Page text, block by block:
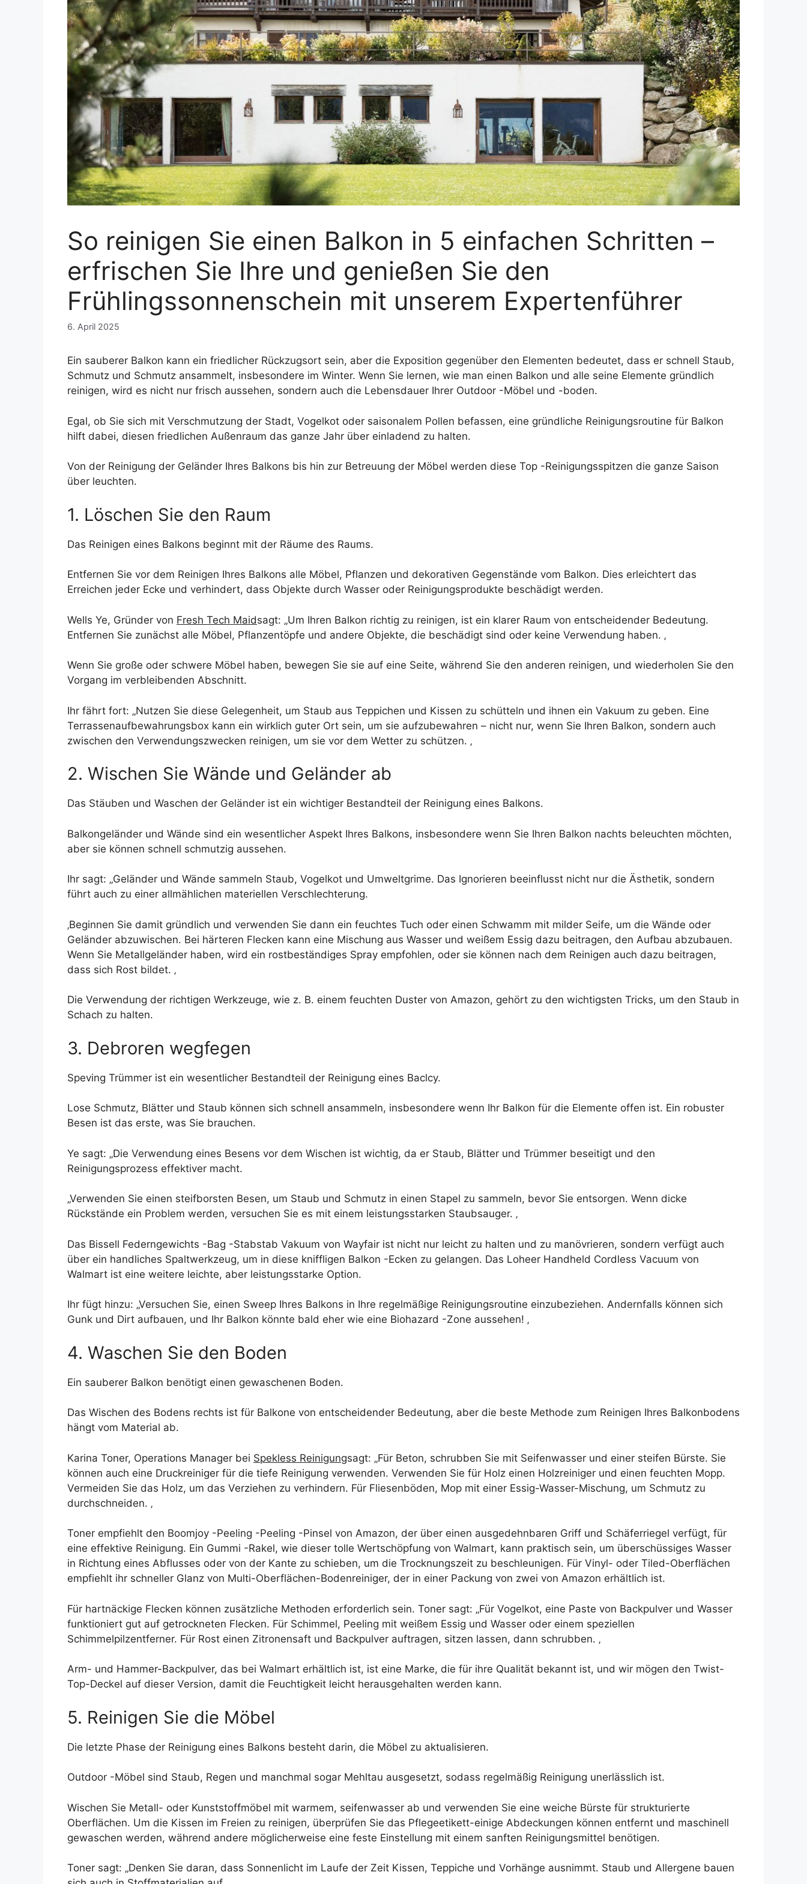
So reinigen Sie einen Balkon in 5 einfachen Schritten –
erfrischen Sie Ihre und genießen Sie den
Frühlingssonnenschein mit unserem Expertenführer
6. April 2025
Ein sauberer Balkon kann ein friedlicher Rückzugsort sein, aber die Exposition gegenüber den Elementen bedeutet, dass er schnell Staub,
Schmutz und Schmutz ansammelt, insbesondere im Winter. Wenn Sie lernen, wie man einen Balkon und alle seine Elemente gründlich
reinigen, wird es nicht nur frisch aussehen, sondern auch die Lebensdauer Ihrer Outdoor -Möbel und -boden.
Egal, ob Sie sich mit Verschmutzung der Stadt, Vogelkot oder saisonalem Pollen befassen, eine gründliche Reinigungsroutine für Balkon
hilft dabei, diesen friedlichen Außenraum das ganze Jahr über einladend zu halten.
Von der Reinigung der Geländer Ihres Balkons bis hin zur Betreuung der Möbel werden diese Top -Reinigungsspitzen die ganze Saison
über leuchten.
1. Löschen Sie den Raum
Das Reinigen eines Balkons beginnt mit der Räume des Raums.
Entfernen Sie vor dem Reinigen Ihres Balkons alle Möbel, Pflanzen und dekorativen Gegenstände vom Balkon. Dies erleichtert das
Erreichen jeder Ecke und verhindert, dass Objekte durch Wasser oder Reinigungsprodukte beschädigt werden.
Wells Ye, Gründer von Fresh Tech Maidsagt: „Um Ihren Balkon richtig zu reinigen, ist ein klarer Raum von entscheidender Bedeutung.
Entfernen Sie zunächst alle Möbel, Pflanzentöpfe und andere Objekte, die beschädigt sind oder keine Verwendung haben. ‚
Wenn Sie große oder schwere Möbel haben, bewegen Sie sie auf eine Seite, während Sie den anderen reinigen, und wiederholen Sie den
Vorgang im verbleibenden Abschnitt.
Ihr fährt fort: „Nutzen Sie diese Gelegenheit, um Staub aus Teppichen und Kissen zu schütteln und ihnen ein Vakuum zu geben. Eine
Terrassenaufbewahrungsbox kann ein wirklich guter Ort sein, um sie aufzubewahren – nicht nur, wenn Sie Ihren Balkon, sondern auch
zwischen den Verwendungszwecken reinigen, um sie vor dem Wetter zu schützen. ‚
2. Wischen Sie Wände und Geländer ab
Das Stäuben und Waschen der Geländer ist ein wichtiger Bestandteil der Reinigung eines Balkons.
Balkongeländer und Wände sind ein wesentlicher Aspekt Ihres Balkons, insbesondere wenn Sie Ihren Balkon nachts beleuchten möchten,
aber sie können schnell schmutzig aussehen.
Ihr sagt: „Geländer und Wände sammeln Staub, Vogelkot und Umweltgrime. Das Ignorieren beeinflusst nicht nur die Ästhetik, sondern
führt auch zu einer allmählichen materiellen Verschlechterung.
‚Beginnen Sie damit gründlich und verwenden Sie dann ein feuchtes Tuch oder einen Schwamm mit milder Seife, um die Wände oder
Geländer abzuwischen. Bei härteren Flecken kann eine Mischung aus Wasser und weißem Essig dazu beitragen, den Aufbau abzubauen.
Wenn Sie Metallgeländer haben, wird ein rostbeständiges Spray empfohlen, oder sie können nach dem Reinigen auch dazu beitragen,
dass sich Rost bildet. ‚
Die Verwendung der richtigen Werkzeuge, wie z. B. einem feuchten Duster von Amazon, gehört zu den wichtigsten Tricks, um den Staub in
Schach zu halten.
3. Debroren wegfegen
Speving Trümmer ist ein wesentlicher Bestandteil der Reinigung eines Baclcy.
Lose Schmutz, Blätter und Staub können sich schnell ansammeln, insbesondere wenn Ihr Balkon für die Elemente offen ist. Ein robuster
Besen ist das erste, was Sie brauchen.
Ye sagt: „Die Verwendung eines Besens vor dem Wischen ist wichtig, da er Staub, Blätter und Trümmer beseitigt und den
Reinigungsprozess effektiver macht.
„Verwenden Sie einen steifborsten Besen, um Staub und Schmutz in einen Stapel zu sammeln, bevor Sie entsorgen. Wenn dicke
Rückstände ein Problem werden, versuchen Sie es mit einem leistungsstarken Staubsauger. ‚
Das Bissell Federngewichts -Bag -Stabstab Vakuum von Wayfair ist nicht nur leicht zu halten und zu manövrieren, sondern verfügt auch
über ein handliches Spaltwerkzeug, um in diese kniffligen Balkon -Ecken zu gelangen. Das Loheer Handheld Cordless Vacuum von
Walmart ist eine weitere leichte, aber leistungsstarke Option.
Ihr fügt hinzu: „Versuchen Sie, einen Sweep Ihres Balkons in Ihre regelmäßige Reinigungsroutine einzubeziehen. Andernfalls können sich
Gunk und Dirt aufbauen, und Ihr Balkon könnte bald eher wie eine Biohazard -Zone aussehen! ‚
4. Waschen Sie den Boden
Ein sauberer Balkon benötigt einen gewaschenen Boden.
Das Wischen des Bodens rechts ist für Balkone von entscheidender Bedeutung, aber die beste Methode zum Reinigen Ihres Balkonbodens
hängt vom Material ab.
Karina Toner, Operations Manager bei Spekless Reinigungsagt: „Für Beton, schrubben Sie mit Seifenwasser und einer steifen Bürste. Sie
können auch eine Druckreiniger für die tiefe Reinigung verwenden. Verwenden Sie für Holz einen Holzreiniger und einen feuchten Mopp.
Vermeiden Sie das Holz, um das Verziehen zu verhindern. Für Fliesenböden, Mop mit einer Essig-Wasser-Mischung, um Schmutz zu
durchschneiden. ‚
Toner empfiehlt den Boomjoy -Peeling -Peeling -Pinsel von Amazon, der über einen ausgedehnbaren Griff und Schäferriegel verfügt, für
eine effektive Reinigung. Ein Gummi -Rakel, wie dieser tolle Wertschöpfung von Walmart, kann praktisch sein, um überschüssiges Wasser
in Richtung eines Abflusses oder von der Kante zu schieben, um die Trocknungszeit zu beschleunigen. Für Vinyl- oder Tiled-Oberflächen
empfiehlt ihr schneller Glanz von Multi-Oberflächen-Bodenreiniger, der in einer Packung von zwei von Amazon erhältlich ist.
Für hartnäckige Flecken können zusätzliche Methoden erforderlich sein. Toner sagt: „Für Vogelkot, eine Paste von Backpulver und Wasser
funktioniert gut auf getrockneten Flecken. Für Schimmel, Peeling mit weißem Essig und Wasser oder einem speziellen
Schimmelpilzentferner. Für Rost einen Zitronensaft und Backpulver auftragen, sitzen lassen, dann schrubben. ‚
Arm- und Hammer-Backpulver, das bei Walmart erhältlich ist, ist eine Marke, die für ihre Qualität bekannt ist, und wir mögen den Twist-
Top-Deckel auf dieser Version, damit die Feuchtigkeit leicht herausgehalten werden kann.
5. Reinigen Sie die Möbel
Die letzte Phase der Reinigung eines Balkons besteht darin, die Möbel zu aktualisieren.
Outdoor -Möbel sind Staub, Regen und manchmal sogar Mehltau ausgesetzt, sodass regelmäßig Reinigung unerlässlich ist.
Wischen Sie Metall- oder Kunststoffmöbel mit warmem, seifenwasser ab und verwenden Sie eine weiche Bürste für strukturierte
Oberflächen. Um die Kissen im Freien zu reinigen, überprüfen Sie das Pflegeetikett-einige Abdeckungen können entfernt und maschinell
gewaschen werden, während andere möglicherweise eine feste Einstellung mit einem sanften Reinigungsmittel benötigen.
Toner sagt: „Denken Sie daran, dass Sonnenlicht im Laufe der Zeit Kissen, Teppiche und Vorhänge ausnimmt. Staub und Allergene bauen